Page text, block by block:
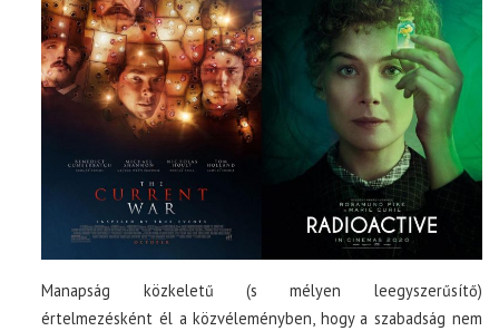
Manapság közkeletű (s mélyen leegyszerűsítő)
értelmezésként él a közvéleményben, hogy a szabadság nem